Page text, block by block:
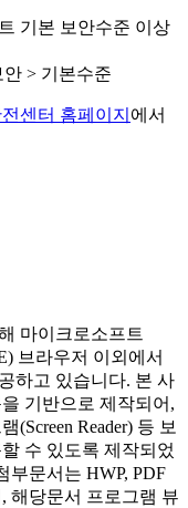
기본 보안수준 이상
> 기본수준
센터 홈페이지 에서
마이크로소프트
브라우저 이외에서
하고 있습니다. 본 사
기반으로 제작되어,
(Screen Reader) 등 보
수 있도록 제작되었
부문서는 HWP, PDF
해당문서 프로그램 뷰